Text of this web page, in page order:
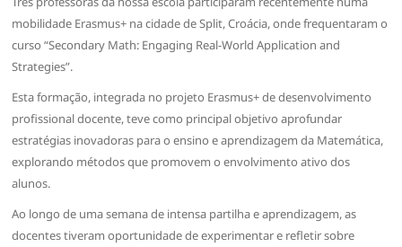
mobilidade Erasmus+ na cidade de Split, Croácia, onde frequentaram o
curso “Secondary Math: Engaging Real-World Application and
Strategies”.
Esta formação, integrada no projeto Erasmus+ de desenvolvimento
profissional docente, teve como principal objetivo aprofundar
estratégias inovadoras para o ensino e aprendizagem da Matemática,
explorando métodos que promovem o envolvimento ativo dos
alunos.
Ao longo de uma semana de intensa partilha e aprendizagem, as
docentes tiveram oportunidade de experimentar e refletir sobre